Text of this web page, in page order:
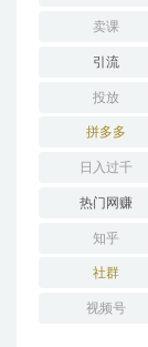
卖课
引流
投放
拼多多
日入过千
热门网赚
知乎
社群
视频号